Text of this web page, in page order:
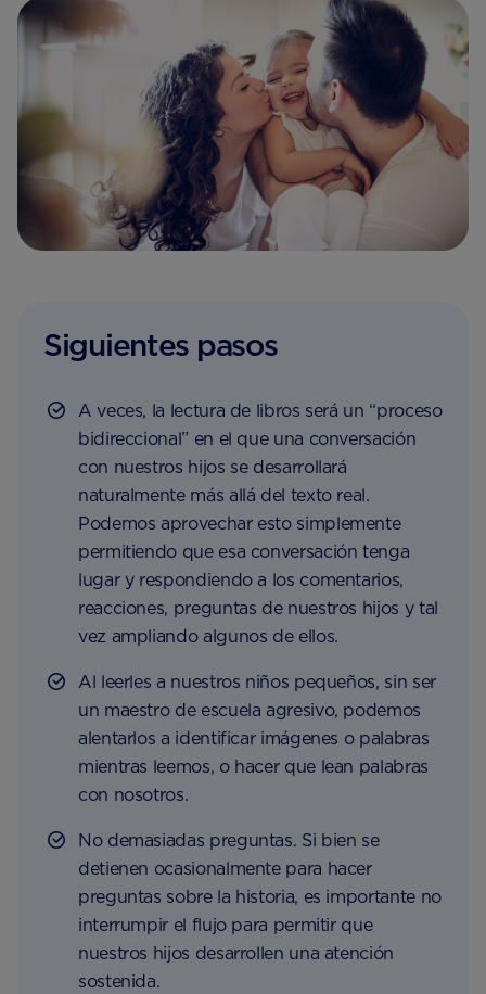
Siguientes pasos
A veces, la lectura de libros será un “proceso
bidireccional” en el que una conversación
con nuestros hijos se desarrollará
naturalmente más allá del texto real.
Podemos aprovechar esto simplemente
permitiendo que esa conversación tenga
lugar y respondiendo a los comentarios,
reacciones, preguntas de nuestros hijos y tal
vez ampliando algunos de ellos.
Al leerles a nuestros niños pequeños, sin ser
un maestro de escuela agresivo, podemos
alentarlos a identificar imágenes o palabras
mientras leemos, o hacer que lean palabras
con nosotros.
No demasiadas preguntas. Si bien se
detienen ocasionalmente para hacer
preguntas sobre la historia, es importante no
interrumpir el flujo para permitir que
nuestros hijos desarrollen una atención
sostenida.